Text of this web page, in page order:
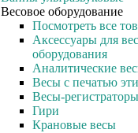
Весовое оборудование
Посмотреть все
Аксессуары для
оборудования
Аналитические
Весы с печатью
Весы-регистраторы
Гири
Крановые весы